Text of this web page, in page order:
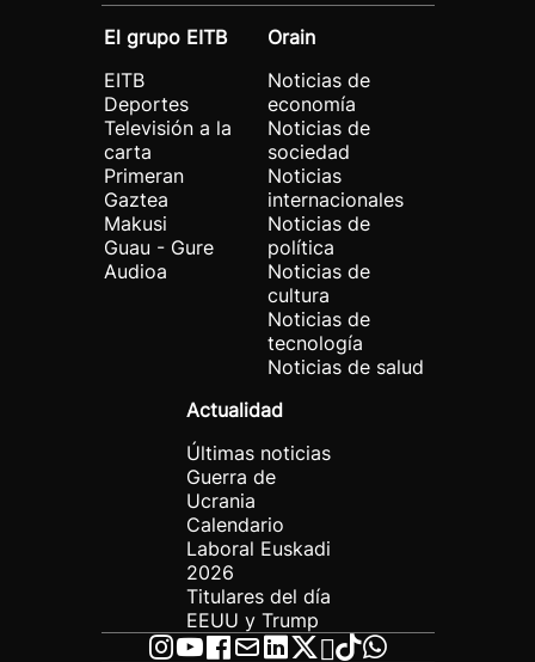
El grupo EITB
EITB
Deportes
Televisión a la
carta
Primeran
Gaztea
Makusi
Guau - Gure
Audioa
Orain
Noticias de
economía
Noticias de
sociedad
Noticias
internacionales
Noticias de
política
Noticias de
cultura
Noticias de
tecnología
Noticias de salud
Actualidad
Últimas noticias
Guerra de
Ucrania
Calendario
Laboral Euskadi
2026
Titulares del día
EEUU y Trump